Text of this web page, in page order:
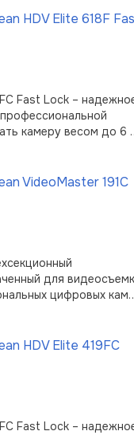
HDV Elite 618F
Fast Lock –
камеру весом до 6
VideoMaster 191C
для
цифровых
HDV Elite 419FC
Fast Lock –